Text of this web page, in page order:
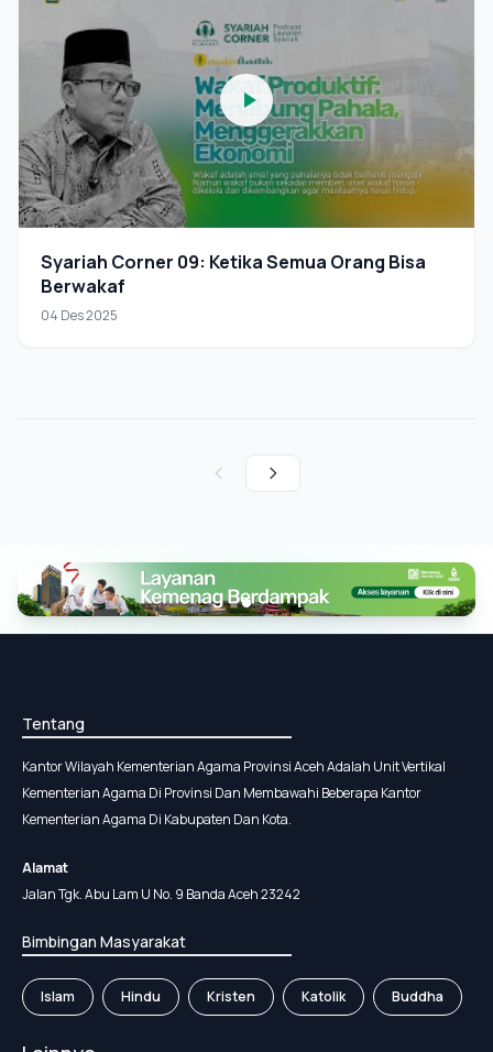
Syariah Corner 09: Ketika Semua Orang Bisa
Berwakaf
04 Des 2025
Tentang
Kantor Wilayah Kementerian Agama Provinsi Aceh Adalah Unit Vertikal
Kementerian Agama Di Provinsi Dan Membawahi Beberapa Kantor
Kementerian Agama Di Kabupaten Dan Kota.
Alamat
Jalan Tgk. Abu Lam U No. 9 Banda Aceh 23242
Bimbingan Masyarakat
Islam Hindu Kristen Katolik Buddha